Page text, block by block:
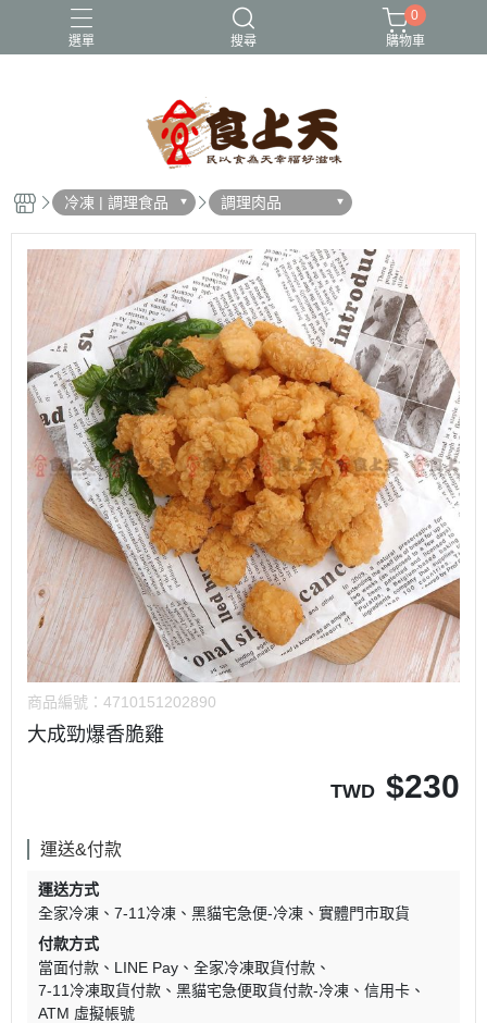
選單 搜尋
早餐/消夜 火鍋 紅龍
0
購物車
冷凍 | 調理食品 調理肉品
商品編號： 4710151202890
大成勁爆香脆雞
TWD $230
運送&付款
運送方式
全家冷凍
7-11冷凍 黑貓宅急便-冷凍
實體門市取貨
付款方式
當面付款
LINE Pay
全家冷凍取貨付款
7-11冷凍取貨付款
黑貓宅急便取貨付款-冷凍
信用卡
ATM 虛擬帳號